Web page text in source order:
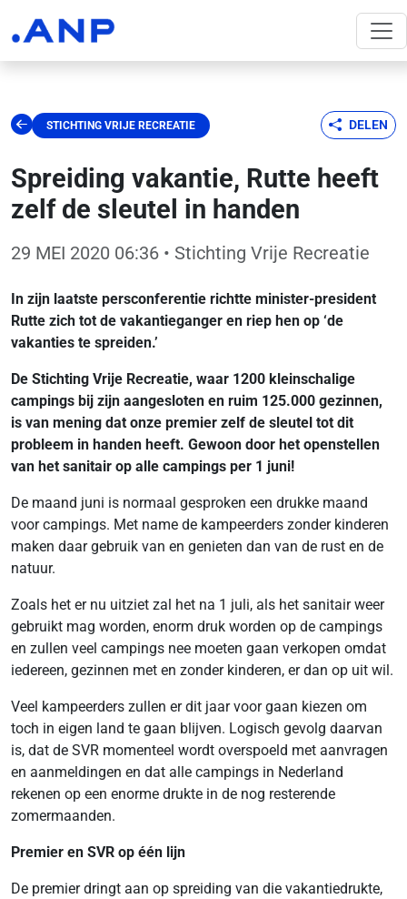
STICHTING VRIJE RECREATIE DELEN
Spreiding vakantie, Rutte heeft
zelf de sleutel in handen
29 MEI 2020 06:36 • Stichting Vrije Recreatie
In zijn laatste persconferentie richtte minister-president
Rutte zich tot de vakantieganger en riep hen op ‘de
vakanties te spreiden.’
De Stichting Vrije Recreatie, waar 1200 kleinschalige
campings bij zijn aangesloten en ruim 125.000 gezinnen,
is van mening dat onze premier zelf de sleutel tot dit
probleem in handen heeft. Gewoon door het openstellen
van het sanitair op alle campings per 1 juni!
De maand juni is normaal gesproken een drukke maand
voor campings. Met name de kampeerders zonder kinderen
maken daar gebruik van en genieten dan van de rust en de
natuur.
Zoals het er nu uitziet zal het na 1 juli, als het sanitair weer
gebruikt mag worden, enorm druk worden op de campings
en zullen veel campings nee moeten gaan verkopen omdat
iedereen, gezinnen met en zonder kinderen, er dan op uit wil.
Veel kampeerders zullen er dit jaar voor gaan kiezen om
toch in eigen land te gaan blijven. Logisch gevolg daarvan
is, dat de SVR momenteel wordt overspoeld met aanvragen
en aanmeldingen en dat alle campings in Nederland
rekenen op een enorme drukte in de nog resterende
zomermaanden.
Premier en SVR op één lijn
De premier dringt aan op spreiding van die vakantiedrukte,